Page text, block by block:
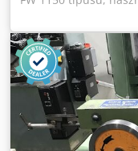
szélesség: 1150 mm
Furnérvastagság:
és hátul található
belül. Helyszín: